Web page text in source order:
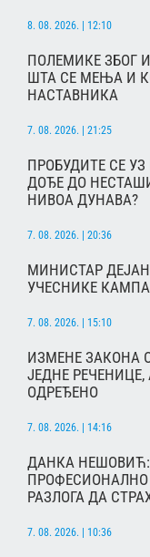
8. 08. 2026. | 12:10
ПОЛЕМИКЕ ЗБОГ
ШТА СЕ МЕЊА И
НАСТАВНИКА
7. 08. 2026. | 21:25
ПРОБУДИТЕ СЕ
ДОЂЕ ДО
НИВОА ДУНАВА?
7. 08. 2026. | 20:36
МИНИСТАР
УЧЕСНИКЕ КАМПА
7. 08. 2026. | 15:10
ИЗМЕНЕ ЗАКОНА
ЈЕДНЕ
ОДРЕЂЕНО
7. 08. 2026. | 14:16
ДАНКА
РАЗЛОГА ДА
7. 08. 2026. | 10:36